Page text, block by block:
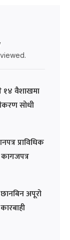
१४ वैशाखमा
सोधी
प्राविधिक
अपूरो